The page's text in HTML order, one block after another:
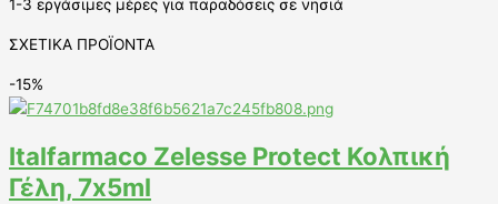
1-3 εργάσιμες μέρες για παραδόσεις σε νησιά
ΣΧΕΤΙΚΑ ΠΡΟΪΟΝΤΑ
-15%
Italfarmaco Zelesse Protect Κολπική
Γέλη, 7x5ml